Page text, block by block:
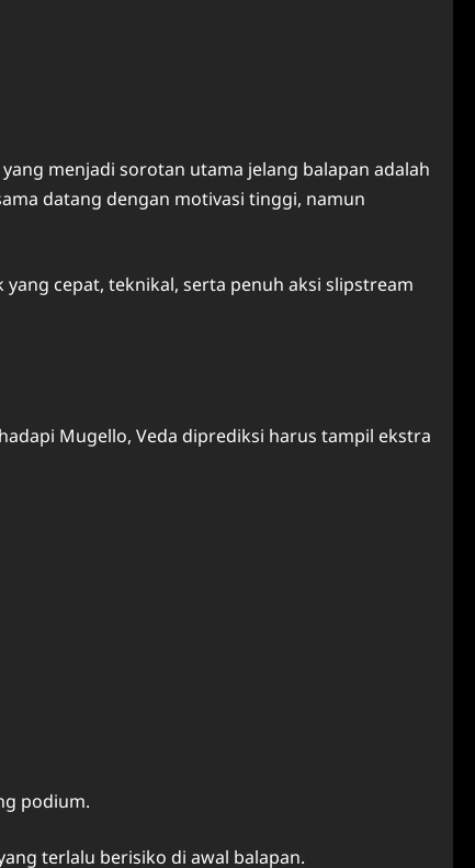
menjadi sorotan utama jelang balapan adalah
datang dengan motivasi tinggi, namun
cepat, teknikal, serta penuh aksi slipstream
Mugello, Veda diprediksi harus tampil ekstra
podium.
terlalu berisiko di awal balapan.